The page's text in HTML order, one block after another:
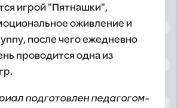
игрой "Пятнашки",
оживление и
после чего ежедневно
проводится одна из
подготовлен педагогом-